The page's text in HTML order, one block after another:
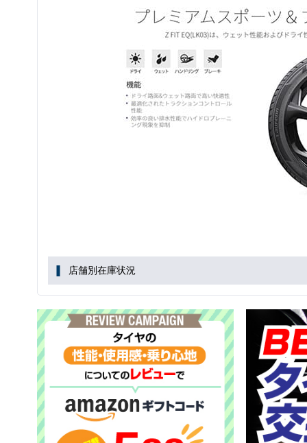
店舗別在庫状況